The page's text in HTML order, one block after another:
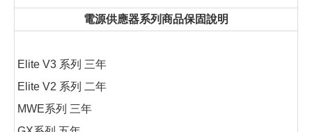
電源供應器系列商品保固說明
Elite V3 系列 三年
Elite V2 系列 二年
MWE系列 三年